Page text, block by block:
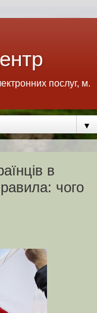
послуг, м.
▼
в
чого